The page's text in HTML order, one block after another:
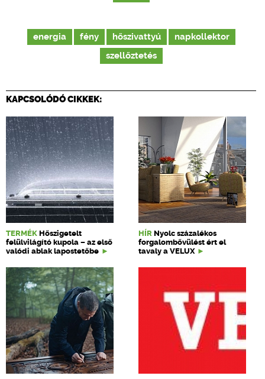
energia fény hőszivattyú
napkollektor
szellőztetés
KAPCSOLÓDÓ CIKKEK:
TERMÉK Hőszigetelt
felülvilágító kupola – az első
valódi ablak lapostetőbe
HÍR Nyolc százalékos
forgalombővülést ért el
tavaly a VELUX